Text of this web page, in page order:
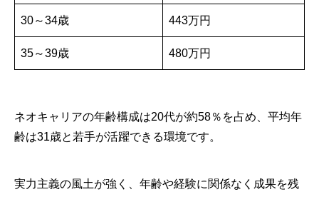
30～34歳 443万円
35～39歳 480万円
ネオキャリアの年齢構成は20代が約58％を占め、平均年
齢は31歳と若手が活躍できる環境です。
実力主義の風土が強く、年齢や経験に関係なく成果を残